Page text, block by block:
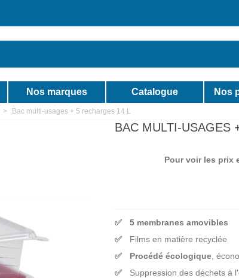
Nos marques Catalogue Nos
> Bac multi-usages + 5 recharges 14 L
BAC MULTI-USAGES
Pour voir les prix
5 membranes amovibles
Films en matière recyclée
Procédé écologique ,
Suppression des déchets à